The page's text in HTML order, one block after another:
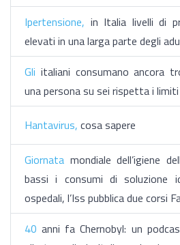
Ipertensione, in Italia livelli di
elevati in una larga parte degli
Gli italiani consumano ancora
una persona su sei rispetta i
Hantavirus, cosa sapere
Giornata mondiale dell’igiene
bassi i consumi di soluzione
ospedali, l’Iss pubblica due corsi
40 anni fa Chernobyl: un